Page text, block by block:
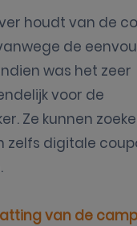
houdt van de
de
was het zeer
voor de
Ze kunnen
zelfs digitale
van de